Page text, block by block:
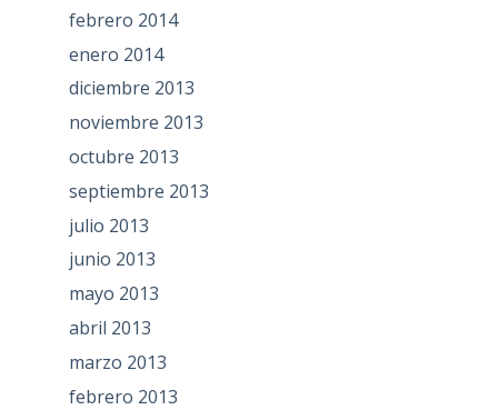
febrero 2014
enero 2014
diciembre 2013
noviembre 2013
octubre 2013
septiembre 2013
julio 2013
junio 2013
mayo 2013
abril 2013
marzo 2013
febrero 2013